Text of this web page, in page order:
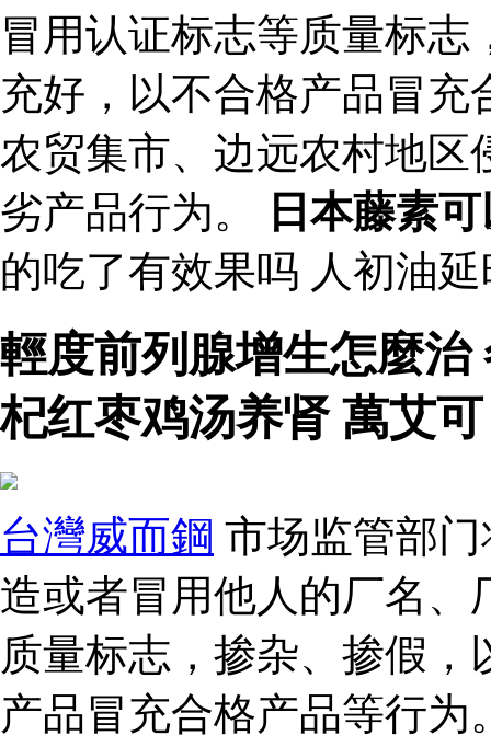
冒用认证标志等质量标
充好，以不合格产品冒
农贸集市、边远农村地区
劣产品行为。
日本藤素
的吃了有效果吗 人初油
輕度前列腺增生怎麼
杞红枣鸡汤养肾 萬艾可
台灣威而鋼 市场监管部
造或者冒用他人的厂名、
质量标志，掺杂、掺假
产品冒充合格产品等行